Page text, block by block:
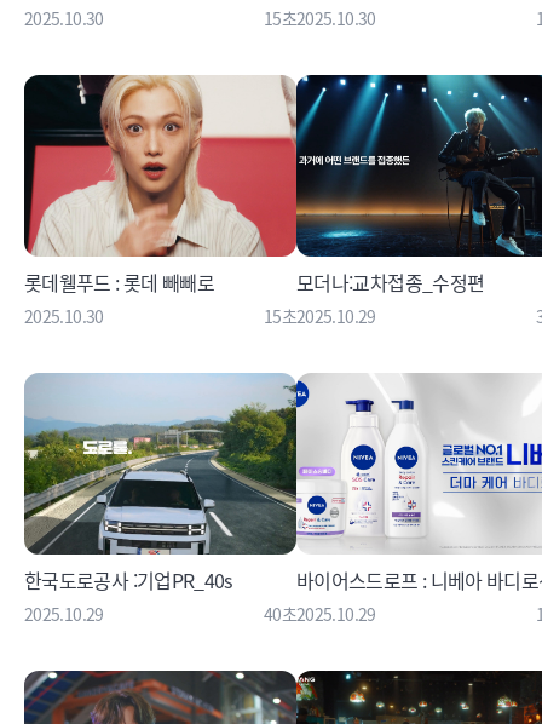
2025.10.30 15초2025.10.30
롯데웰푸드 : 롯데 빼빼로
2025.10.30 15초
모더나:교차접종_수정편
2025.10.29
한국도로공사 :기업PR_40s
2025.10.29 40초
바이어스드로프 : 니베아 바디
2025.10.29